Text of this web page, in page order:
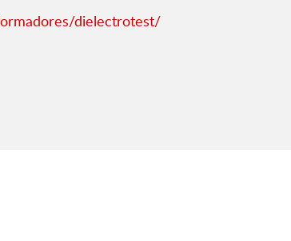
dielectrotest/